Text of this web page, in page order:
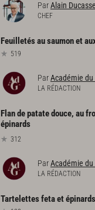
ParAlain Ducasse
CHEF
Feuilletésausaumonet
519
ParAcadémie du
LA RÉDACTION
Flan de patate douce, au
épinards
312
ParAcadémie du
LA RÉDACTION
Tartelettesfetaetépinards